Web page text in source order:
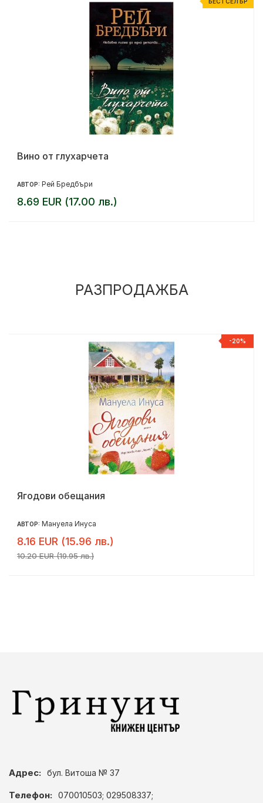
Вино от глухарчета
АВТОР: Рей Бредбъри
8.69 EUR (17.00 лв.)
РАЗПРОДАЖБА
-20%
Ягодови обещания
АВТОР: Мануела Инуса
8.16 EUR (15.96 лв.)
10.20 EUR (19.95 лв.)
Адрес: бул. Витоша № 37
Телефон: 070010503; 029508337;